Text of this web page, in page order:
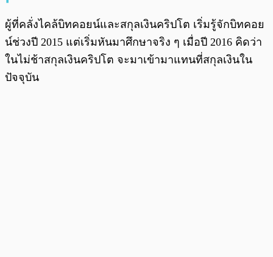
ผู้ที่คลั่งไคล้บิทคอยน์และสกุลเงินคริปโต เริ่มรู้จักบิทคอย
น์ช่วงปี 2015 แต่เริ่มหันมาศึกษาจริง ๆ เมื่อปี 2016 คิดว่า
ในไม่ช้าสกุลเงินคริปโต จะมาเข้ามาแทนที่สกุลเงินใน
ปัจจุบัน